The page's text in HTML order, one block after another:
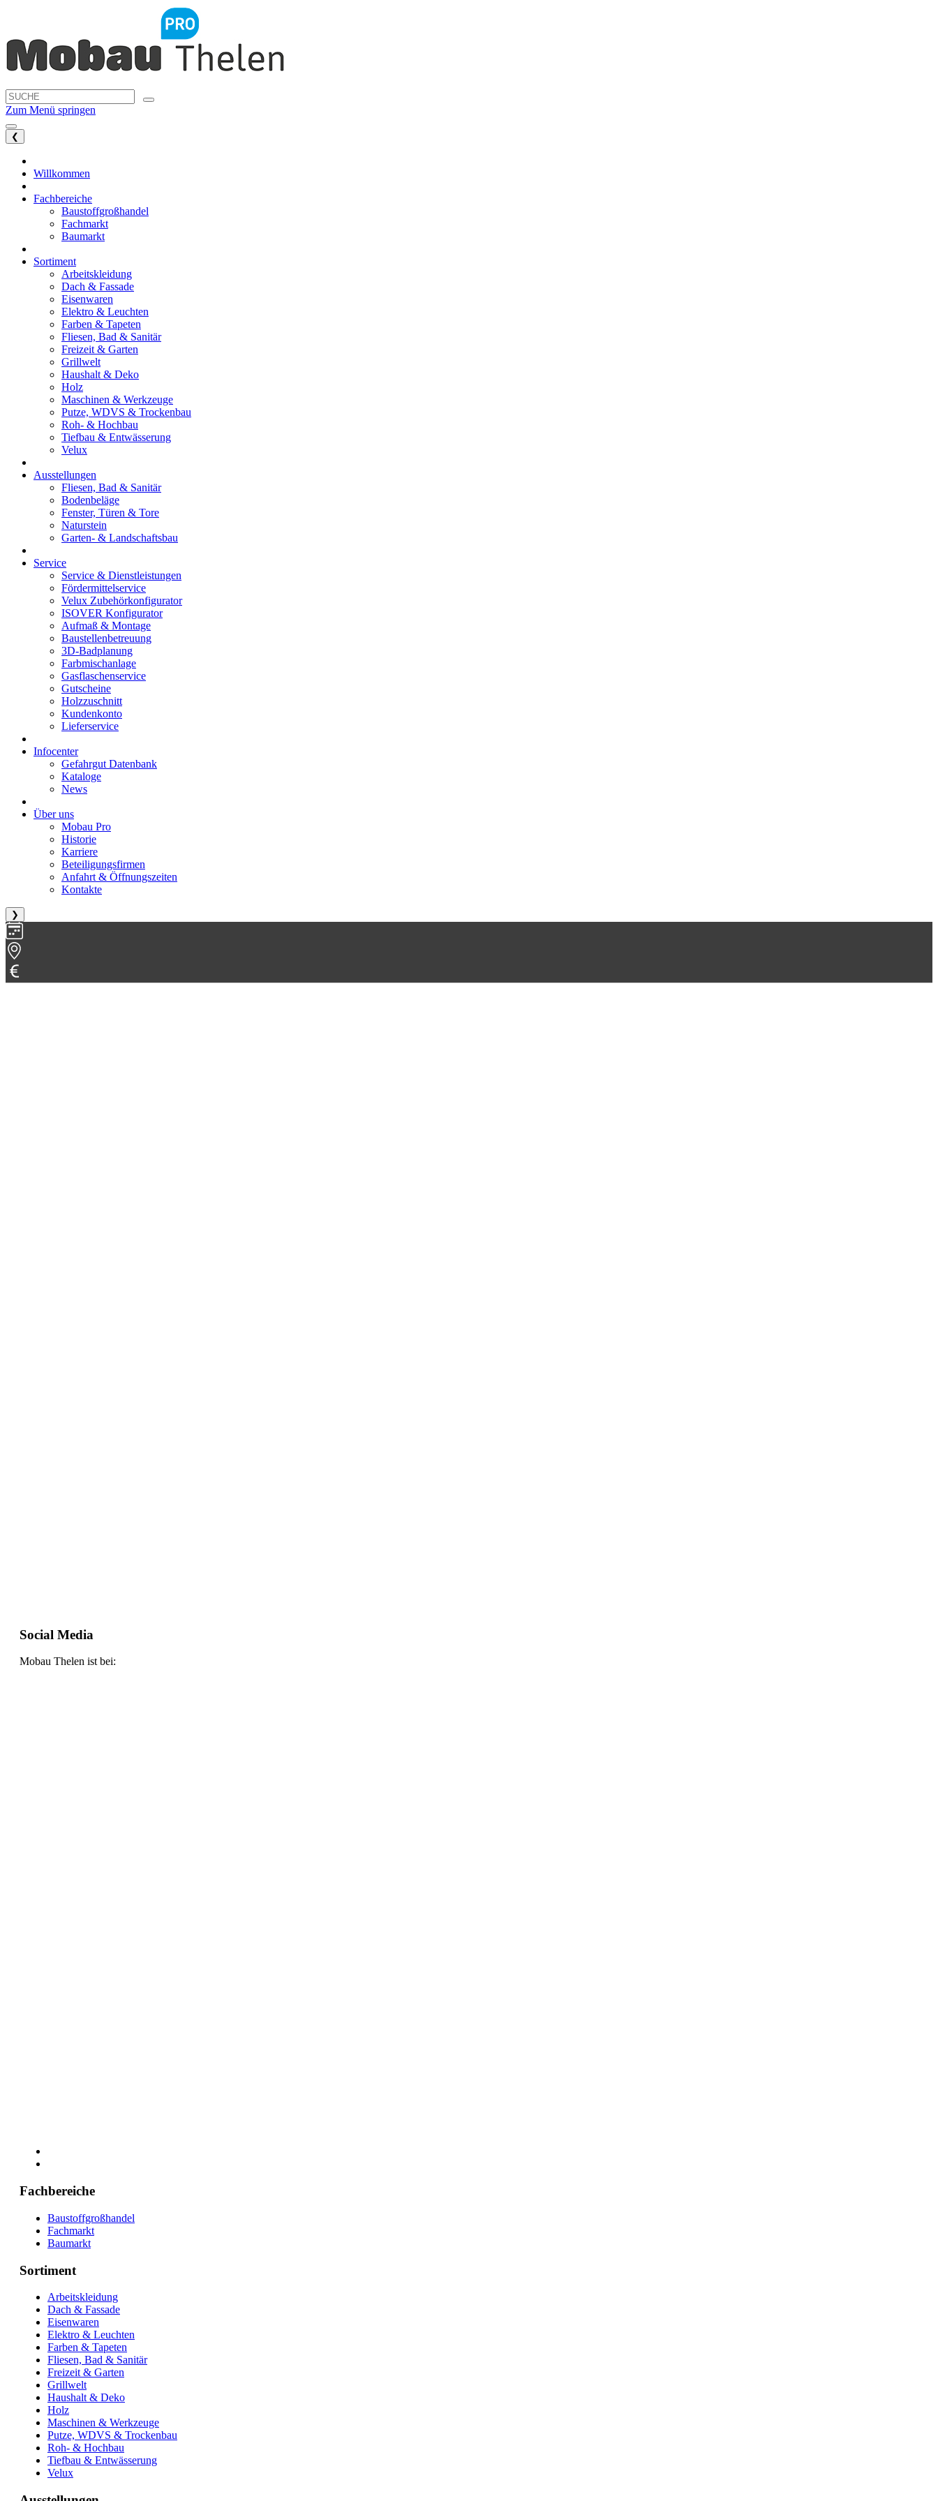
Zum Menü springen
❮
Willkommen
Fachbereiche
Baustoffgroßhandel
Fachmarkt
Baumarkt
Sortiment
Arbeitskleidung
Dach & Fassade
Eisenwaren
Elektro & Leuchten
Farben & Tapeten
Fliesen, Bad & Sanitär
Freizeit & Garten
Grillwelt
Haushalt & Deko
Holz
Maschinen & Werkzeuge
Putze, WDVS & Trockenbau
Roh- & Hochbau
Tiefbau & Entwässerung
Velux
Ausstellungen
Fliesen, Bad & Sanitär
Bodenbeläge
Fenster, Türen & Tore
Naturstein
Garten- & Landschaftsbau
Service
Service & Dienstleistungen
Fördermittelservice
Velux Zubehörkonfigurator
ISOVER Konfigurator
Aufmaß & Montage
Baustellenbetreuung
3D-Badplanung
Farbmischanlage
Gasflaschenservice
Gutscheine
Holzzuschnitt
Kundenkonto
Lieferservice
Infocenter
Gefahrgut Datenbank
Kataloge
News
Über uns
Mobau Pro
Historie
Karriere
Beteiligungsfirmen
Anfahrt & Öffnungszeiten
Kontakte
❯
Social Media
Mobau Thelen ist bei:
Fachbereiche
Baustoffgroßhandel
Fachmarkt
Baumarkt
Sortiment
Arbeitskleidung
Dach & Fassade
Eisenwaren
Elektro & Leuchten
Farben & Tapeten
Fliesen, Bad & Sanitär
Freizeit & Garten
Grillwelt
Haushalt & Deko
Holz
Maschinen & Werkzeuge
Putze, WDVS & Trockenbau
Roh- & Hochbau
Tiefbau & Entwässerung
Velux